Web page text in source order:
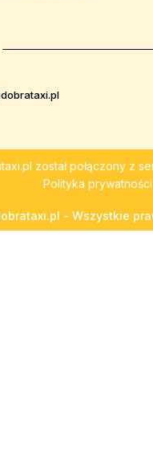
został połączony z
Polityka prywatności
- Wszystkie